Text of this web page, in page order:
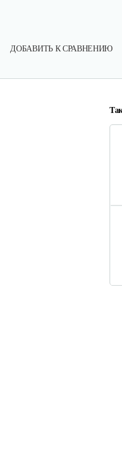
ДОБАВИТЬ К СРАВНЕНИЮ